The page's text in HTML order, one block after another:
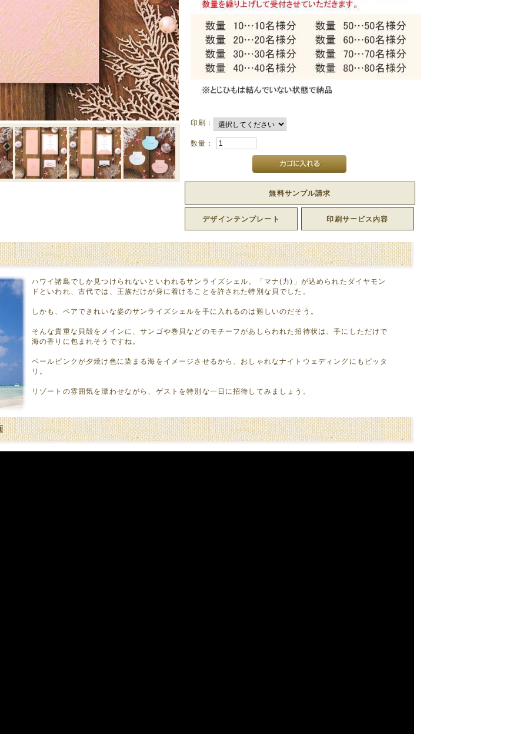
印刷：
数量：
無料サンプル請求
印刷サービス内容
デザインテンプレート
ハワイ諸島でしか見つけられないといわれるサンライズシェル。「マナ(力)」が込められたダイヤモン
ドといわれ、古代では、王族だけが身に着けることを許された特別な貝でした。
しかも、ペアできれいな姿のサンライズシェルを手に入れるのは難しいのだそう。
そんな貴重な貝殻をメインに、サンゴや巻貝などのモチーフがあしらわれた招待状は、手にしただけで
海の香りに包まれそうですね。
ペールピンクが夕焼け色に染まる海をイメージさせるから、おしゃれなナイトウェディングにもピッタ
リ。
リゾートの雰囲気を漂わせながら、ゲストを特別な一日に招待してみましょう。